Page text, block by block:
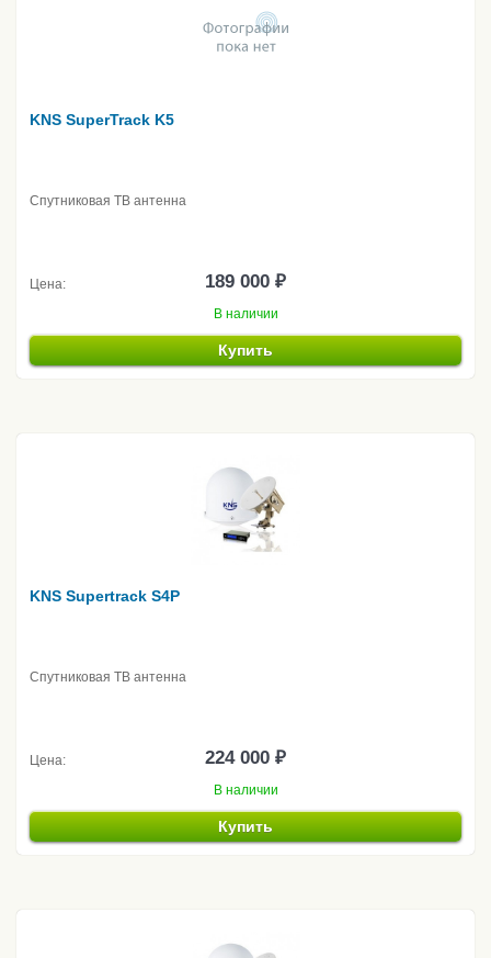
KNS SuperTrack K5
Спутниковая ТВ антенна
Цена: 189 000 ₽
В наличии
Купить
KNS Supertrack S4P
Спутниковая ТВ антенна
Цена: 224 000 ₽
В наличии
Купить